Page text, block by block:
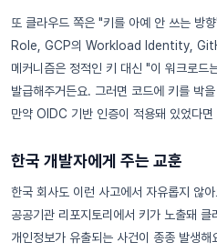
또 클라우드 쪽은 "키를 아예 안 쓰는 방
Role, GCP의 Workload Identity,
메커니즘은 정적인 키 대신 "이 워크로드
발급해주거든요. 그러면 코드에 키를 박
만약 OIDC 기반 인증이 적용돼 있었다
한국 개발자에게 주는 교훈
한국 회사도 이런 사고에서 자유롭지 않
공공기관 리포지토리에서 키가 노출돼 클
개인정보가 유출되는 사건이 종종 발생